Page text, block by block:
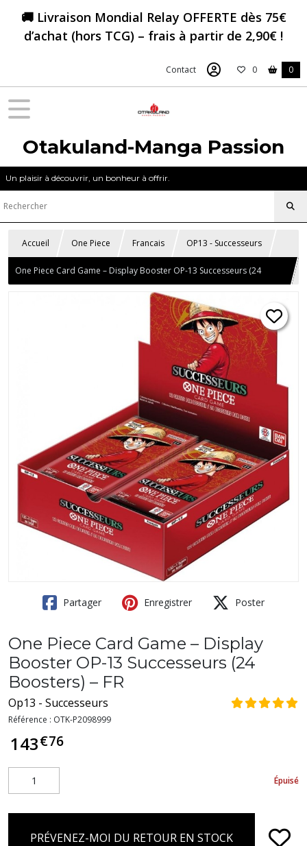
🚚 Livraison Mondial Relay OFFERTE dès 75€
d’achat (hors TCG) – frais à partir de 2,90€ !
Contact 0 0
Otakuland-Manga Passion
Un plaisir à découvrir, un bonheur à offrir.
Accueil One Piece Francais OP13 - Successeurs
One Piece Card Game – Display Booster OP-13 Successeurs (24
Partager Enregistrer Poster
One Piece Card Game – Display
Booster OP-13 Successeurs (24
Boosters) – FR
Op13 - Successeurs
Référence : OTK-P2098999
143€76
Épuisé
PRÉVENEZ-MOI DU RETOUR EN STOCK